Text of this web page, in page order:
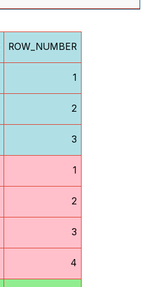
ROW_NUMBER
1
2
3
1
2
3
4